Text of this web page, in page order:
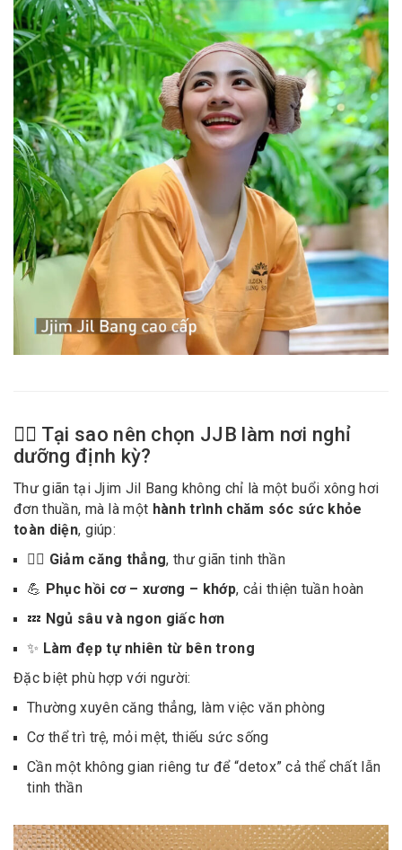
💆‍♀️ Tại sao nên chọn JJB làm nơi nghỉ
dưỡng định kỳ?
Thư giãn tại Jjim Jil Bang không chỉ là một buổi xông hơi
đơn thuần, mà là một hành trình chăm sóc sức khỏe
toàn diện, giúp:
🧘‍♂️ Giảm căng thẳng, thư giãn tinh thần
💪 Phục hồi cơ – xương – khớp, cải thiện tuần hoàn
💤 Ngủ sâu và ngon giấc hơn
✨ Làm đẹp tự nhiên từ bên trong
Đặc biệt phù hợp với người:
Thường xuyên căng thẳng, làm việc văn phòng
Cơ thể trì trệ, mỏi mệt, thiếu sức sống
Cần một không gian riêng tư để “detox” cả thể chất lẫn
tinh thần